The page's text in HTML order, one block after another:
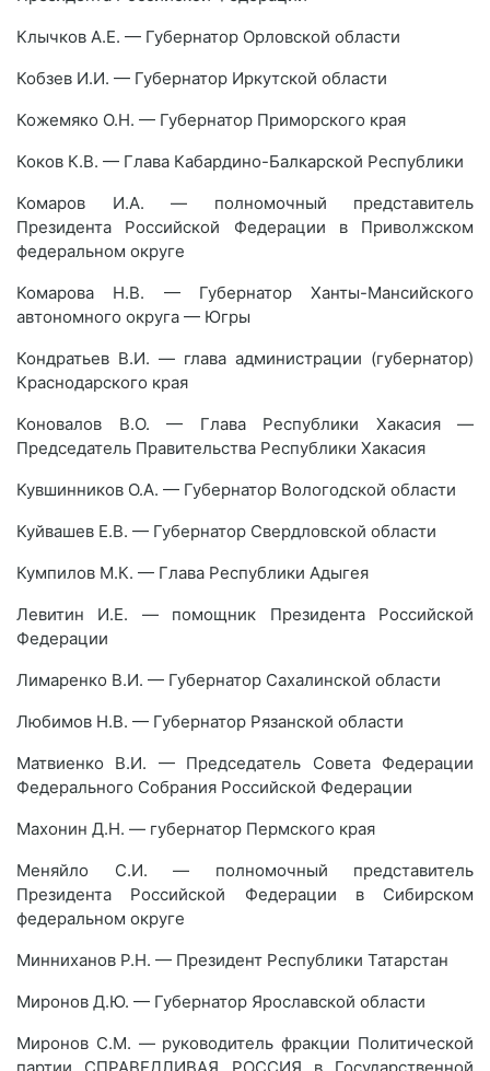
Клычков А.Е. — Губернатор Орловской области
Кобзев И.И. — Губернатор Иркутской области
Кожемяко О.Н. — Губернатор Приморского края
Коков К.В. — Глава Кабардино-Балкарской Республики
Комаров И.А. — полномочный представитель
Президента Российской Федерации в Приволжском
федеральном округе
Комарова Н.В. — Губернатор Ханты-Мансийского
автономного округа — Югры
Кондратьев В.И. — глава администрации (губернатор)
Краснодарского края
Коновалов В.О. — Глава Республики Хакасия —
Председатель Правительства Республики Хакасия
Кувшинников О.А. — Губернатор Вологодской области
Куйвашев Е.В. — Губернатор Свердловской области
Кумпилов М.К. — Глава Республики Адыгея
Левитин И.Е. — помощник Президента Российской
Федерации
Лимаренко В.И. — Губернатор Сахалинской области
Любимов Н.В. — Губернатор Рязанской области
Матвиенко В.И. — Председатель Совета Федерации
Федерального Собрания Российской Федерации
Махонин Д.Н. — губернатор Пермского края
Меняйло С.И. — полномочный представитель
Президента Российской Федерации в Сибирском
федеральном округе
Минниханов Р.Н. — Президент Республики Татарстан
Миронов Д.Ю. — Губернатор Ярославской области
Миронов С.М. — руководитель фракции Политической